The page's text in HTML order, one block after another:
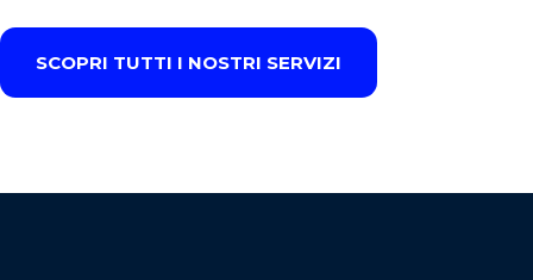
SCOPRI TUTTI I NOSTRI SERVIZI